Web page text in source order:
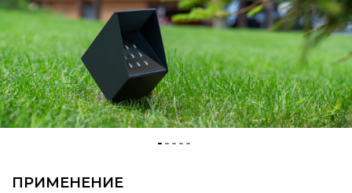
ПРИМЕНЕНИЕ